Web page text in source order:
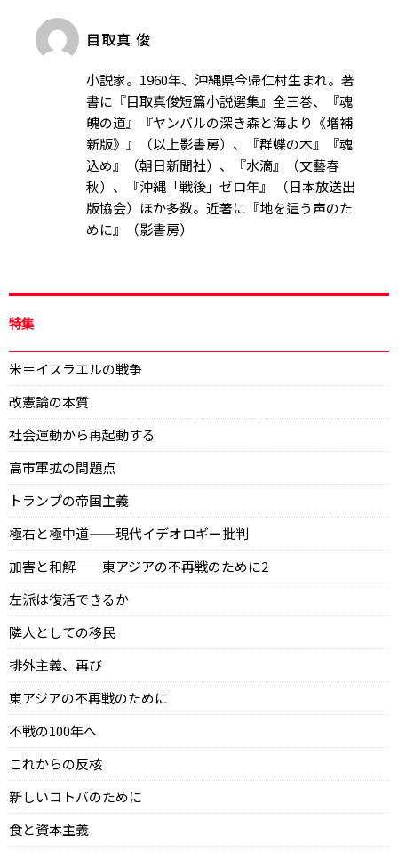
目取真 俊
小説家。1960年、沖縄県今帰仁村生まれ。著
書に『目取真俊短篇小説選集』全三巻、『魂
魄の道』『ヤンバルの深き森と海より《増補
新版》』（以上影書房）、『群蝶の木』『魂
込め』（朝日新聞社）、『水滴』（文藝春
秋）、『沖縄「戦後」ゼロ年』 （日本放送出
版協会）ほか多数。近著に『地を這う声のた
めに』（影書房）
特集
米＝イスラエルの戦争
改憲論の本質
社会運動から再起動する
高市軍拡の問題点
トランプの帝国主義
極右と極中道——現代イデオロギー批判
加害と和解——東アジアの不再戦のために2
左派は復活できるか
隣人としての移民
排外主義、再び
東アジアの不再戦のために
不戦の100年へ
これからの反核
新しいコトバのために
食と資本主義